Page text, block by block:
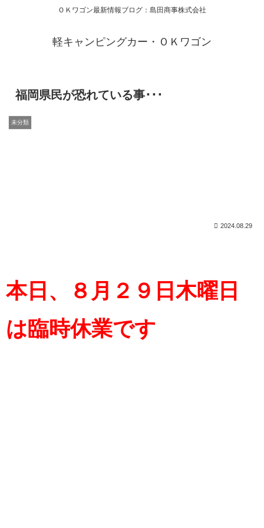
ＯＫワゴン最新情報ブログ：島田商事株式会社
軽キャンピングカー・ＯＫワゴン
福岡県民が恐れている事･･･
未分類
2024.08.29
本日、８月２９日木曜日
は臨時休業です